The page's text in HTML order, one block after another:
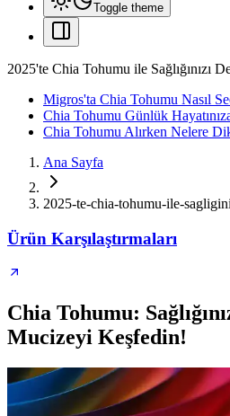
Toggle theme
2025'te Chia Tohumu ile Sağlığınızı
Migros'ta Chia Tohumu Nasıl
Chia Tohumu Günlük
Chia Tohumu Alırken Nelere
Ana Sayfa
2025-te-chia-tohumu-ile-
Ürün Karşılaştırmaları
Chia Tohumu:
Mucizeyi Keşfedin!